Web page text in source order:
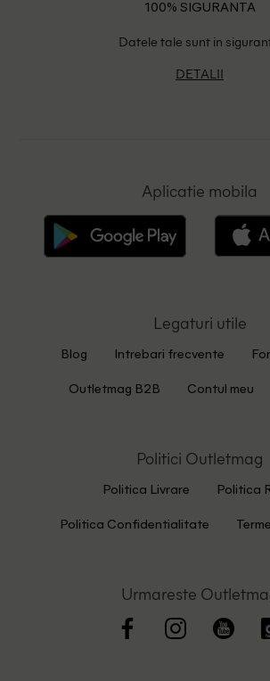
100% SIGURANTA
Datele tale sunt in
DETALII
Aplicatie mobila
Legaturi utile
Blog Intrebari frecvente
Outletmag B2B Contul meu
Politici Outletmag
Politica Livrare Politica
Politica Confidentialitate
Urmareste